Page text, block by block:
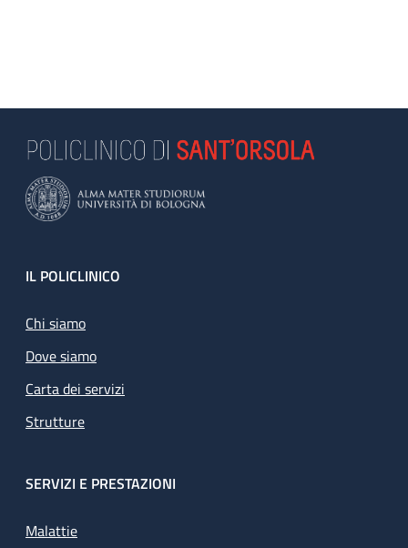
Footer
IL POLICLINICO
Chi siamo
Dove siamo
Carta dei servizi
Strutture
SERVIZI E PRESTAZIONI
Malattie